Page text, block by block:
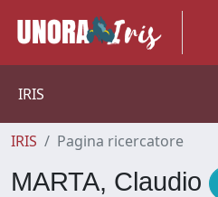
IRIS
IRIS Pagina ricercatore
MARTA, Claudio